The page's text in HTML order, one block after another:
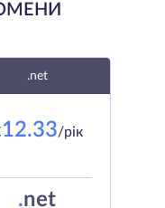
.net
12.33/рік
.net